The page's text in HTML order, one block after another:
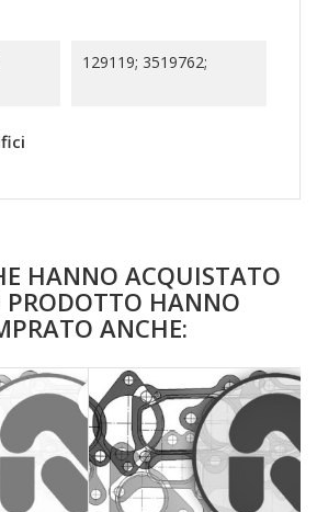
129119; 3519762;
HANNO ACQUISTATO
PRODOTTO HANNO
ANCHE:
favorite_border